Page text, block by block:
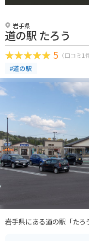
岩手県
道の駅 たろう
5 （口コミ1
#道の駅
岩手県にある道の駅「たろ